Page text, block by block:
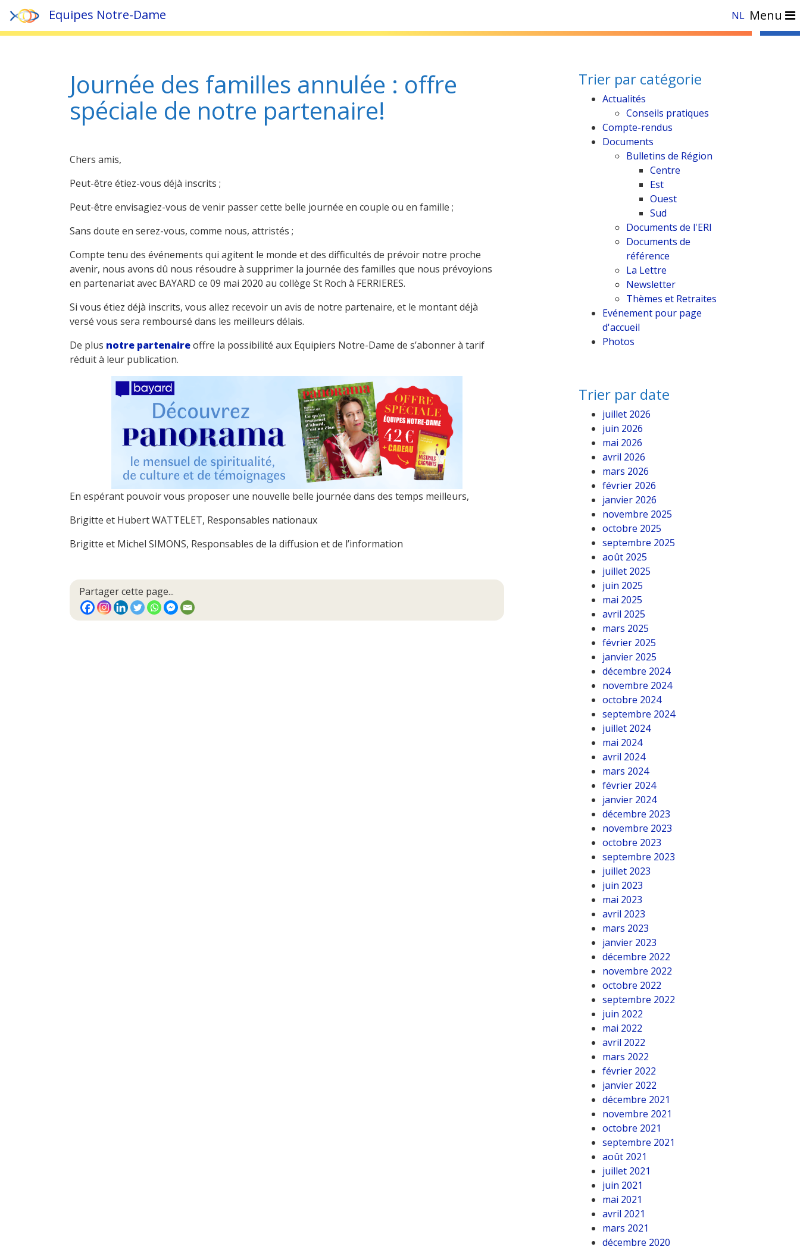
Equipes Notre-Dame NL Menu
Journée des familles annulée : offre
spéciale de notre partenaire!
Chers amis,
Peut-être étiez-vous déjà inscrits ;
Peut-être envisagiez-vous de venir passer cette belle journée en couple ou en famille ;
Sans doute en serez-vous, comme nous, attristés ;
Compte tenu des événements qui agitent le monde et des difficultés de prévoir notre proche
avenir, nous avons dû nous résoudre à supprimer la journée des familles que nous prévoyions
en partenariat avec BAYARD ce 09 mai 2020 au collège St Roch à FERRIERES.
Si vous étiez déjà inscrits, vous allez recevoir un avis de notre partenaire, et le montant déjà
versé vous sera remboursé dans les meilleurs délais.
De plus notre partenaireoffre la possibilité aux Equipiers Notre-Dame de s’abonner à tarif
réduit à leur publication.
En espérant pouvoir vous proposer une nouvelle belle journée dans des temps meilleurs,
Brigitte et Hubert WATTELET, Responsables nationaux
Brigitte et Michel SIMONS, Responsables de la diffusion et de l’information
Partager cette page...
Trier par catégorie
Actualités
Conseils pratiques
Compte-rendus
Documents
Bulletins de Région
Centre
Est
Ouest
Sud
Documents de l'ERI
Documents de
référence
La Lettre
Newsletter
Thèmes et Retraites
Evénement pour page
d'accueil
Photos
Trier par date
juillet 2026
juin 2026
mai 2026
avril 2026
mars 2026
février 2026
janvier 2026
novembre 2025
octobre 2025
septembre 2025
août 2025
juillet 2025
juin 2025
mai 2025
avril 2025
mars 2025
février 2025
janvier 2025
décembre 2024
novembre 2024
octobre 2024
septembre 2024
juillet 2024
mai 2024
avril 2024
mars 2024
février 2024
janvier 2024
décembre 2023
novembre 2023
octobre 2023
septembre 2023
juillet 2023
juin 2023
mai 2023
avril 2023
mars 2023
janvier 2023
décembre 2022
novembre 2022
octobre 2022
septembre 2022
juin 2022
mai 2022
avril 2022
mars 2022
février 2022
janvier 2022
décembre 2021
novembre 2021
octobre 2021
septembre 2021
août 2021
juillet 2021
juin 2021
mai 2021
avril 2021
mars 2021
décembre 2020